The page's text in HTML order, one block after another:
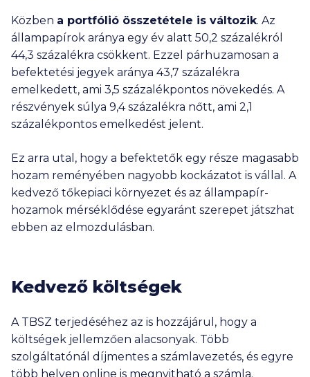
Közben a portfólió összetétele is változik. Az
állampapírok aránya egy év alatt 50,2 százalékról
44,3 százalékra csökkent. Ezzel párhuzamosan a
befektetési jegyek aránya 43,7 százalékra
emelkedett, ami 3,5 százalékpontos növekedés. A
részvények súlya 9,4 százalékra nőtt, ami 2,1
százalékpontos emelkedést jelent.
Ez arra utal, hogy a befektetők egy része magasabb
hozam reményében nagyobb kockázatot is vállal. A
kedvező tőkepiaci környezet és az állampapír-
hozamok mérséklődése egyaránt szerepet játszhat
ebben az elmozdulásban.
Kedvező költségek
A TBSZ terjedéséhez az is hozzájárul, hogy a
költségek jellemzően alacsonyak. Több
szolgáltatónál díjmentes a számlavezetés, és egyre
több helyen online is megnyitható a számla.